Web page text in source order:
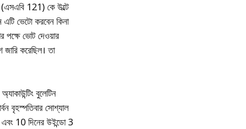
(এসএবি 121) কে উল্টে
ভেটো করবেন কিনা
পক্ষে ভোট দেওয়ার
করেছিল। তা
বুলেটিন
বৃহস্পতিবার সোশ্যাল
এবং 10 দিনের উইন্ডো 3